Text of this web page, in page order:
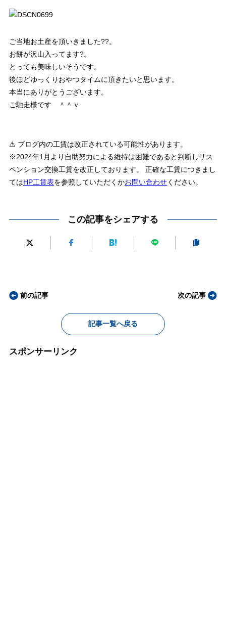
ご当地お土産を頂いきました??。
お餅が沢山入ってます?。
とっても美味しいそうです。
後ほどゆっくりおやつタイムに頂きたいと思います。
本当にありがとうございます。
ご馳走様です ＾＾ｖ
⚠ ブログ内の工賃は改正されている可能性があります。
※2024年1月より自助努力による維持は困難であると判断しサス
ペンション交換工賃を改正しております。 正確な工賃につきまし
てはHP工賃表を参照していただくかお問い合わせください。
この記事をシェアする
前の記事
記事一覧へ戻る
次の記事
スポンサーリンク